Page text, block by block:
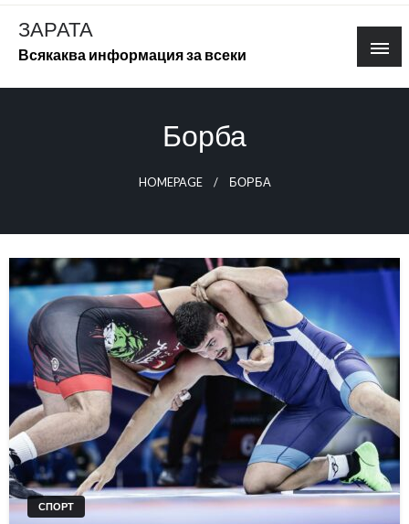
Skip
content
ЗАРАТА
Всякаква информация за всеки
Борба
HOMEPAGE БОРБА
СПОРТ